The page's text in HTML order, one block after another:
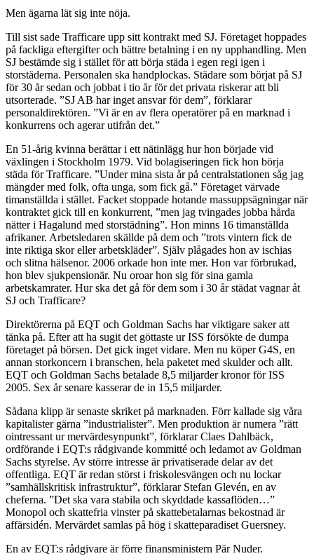
Men ägarna lät sig inte nöja.
Till sist sade Trafficare upp sitt kontrakt med SJ. Företaget hoppades
på fackliga eftergifter och bättre betalning i en ny upphandling. Men
SJ bestämde sig i stället för att börja städa i egen regi igen i
storstäderna. Personalen ska handplockas. Städare som börjat på SJ
för 30 år sedan och jobbat i tio år för det privata riskerar att bli
utsorterade. ”SJ AB har inget ansvar för dem”, förklarar
personaldirektören. ”Vi är en av flera operatörer på en marknad i
konkurrens och agerar utifrån det.”
En 51-årig kvinna berättar i ett nätinlägg hur hon började vid
växlingen i Stockholm 1979. Vid bolagiseringen fick hon börja
städa för Trafficare. ”Under mina sista år på centralstationen såg jag
mängder med folk, ofta unga, som fick gå.” Företaget värvade
timanställda i stället. Facket stoppade hotande massuppsägningar när
kontraktet gick till en konkurrent, ”men jag tvingades jobba hårda
nätter i Hagalund med storstädning”. Hon minns 16 timanställda
afrikaner. Arbetsledaren skällde på dem och ”trots vintern fick de
inte riktiga skor eller arbetskläder”. Själv plågades hon av ischias
och slitna hälsenor. 2006 orkade hon inte mer. Hon var förbrukad,
hon blev sjukpensionär. Nu oroar hon sig för sina gamla
arbetskamrater. Hur ska det gå för dem som i 30 år städat vagnar åt
SJ och Trafficare?
Direktörerna på EQT och Goldman Sachs har viktigare saker att
tänka på. Efter att ha sugit det göttaste ur ISS försökte de dumpa
företaget på börsen. Det gick inget vidare. Men nu köper G4S, en
annan storkoncern i branschen, hela paketet med skulder och allt.
EQT och Goldman Sachs betalade 8,5 miljarder kronor för ISS
2005. Sex år senare kasserar de in 15,5 miljarder.
Sådana klipp är senaste skriket på marknaden. Förr kallade sig våra
kapitalister gärna ”industrialister”. Men produktion är numera ”rätt
ointressant ur mervärdesynpunkt”, förklarar Claes Dahlbäck,
ordförande i EQT:s rådgivande kommitté och ledamot av Goldman
Sachs styrelse. Av större intresse är privatiserade delar av det
offentliga. EQT är redan störst i friskolesvängen och nu lockar
”samhällskritisk infrastruktur”, förklarar Stefan Glevén, en av
cheferna. ”Det ska vara stabila och skyddade kassaflöden…”
Monopol och skattefria vinster på skattebetalarnas bekostnad är
affärsidén. Mervärdet samlas på hög i skatteparadiset Guersney.
En av EQT:s rådgivare är förre finansministern Pär Nuder.